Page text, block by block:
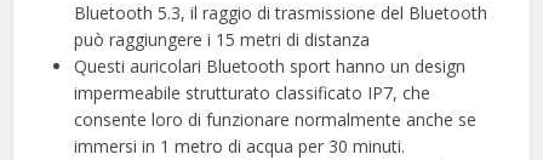
Bluetooth 5.3, il raggio di trasmissione del Bluetooth
può raggiungere i 15 metri di distanza
Questi auricolari Bluetooth sport hanno un design
impermeabile strutturato classificato IP7, che
consente loro di funzionare normalmente anche se
immersi in 1 metro di acqua per 30 minuti.